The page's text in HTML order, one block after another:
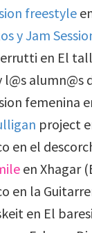
freestyle
y Jam
en El
l@s
femenina
project
en el
en Xhagar
en la
en El